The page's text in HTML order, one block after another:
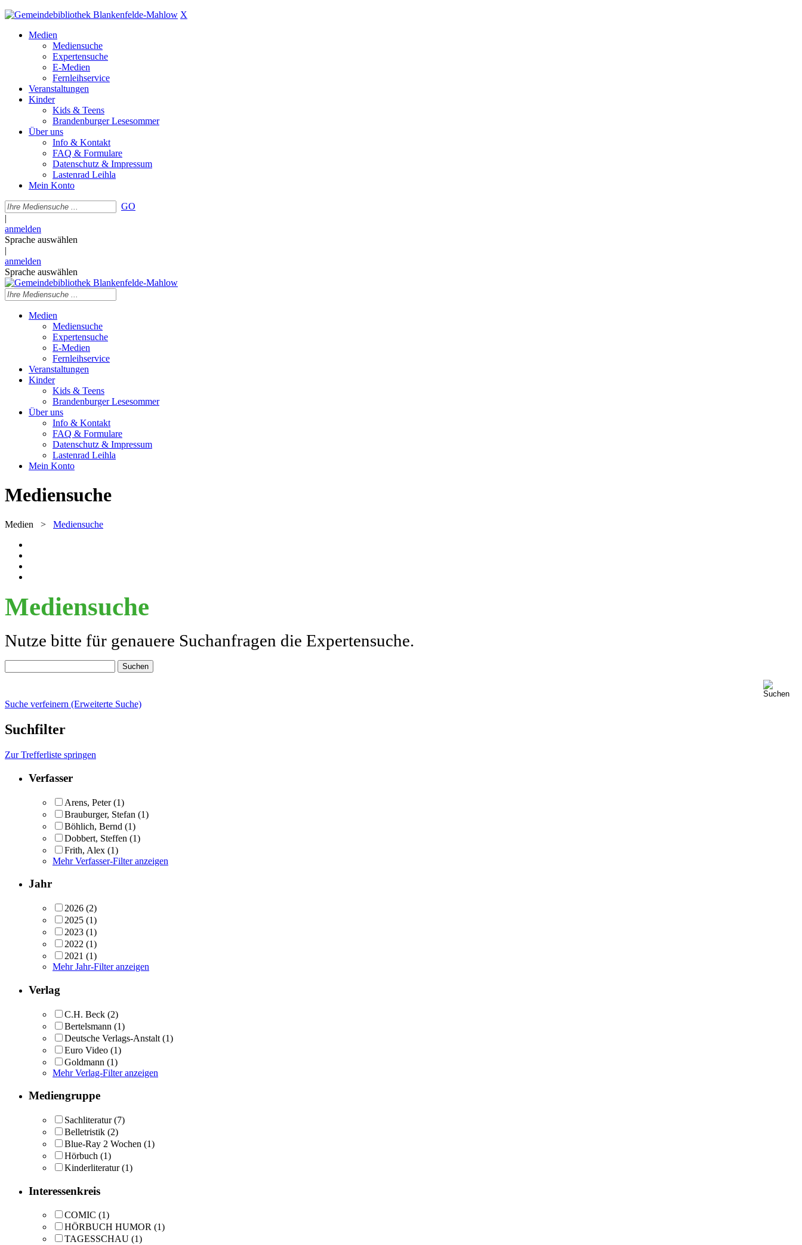
X
Medien
Mediensuche
Expertensuche
E-Medien
Fernleihservice
Veranstaltungen
Kinder
Kids & Teens
Brandenburger Lesesommer
Über uns
Info & Kontakt
FAQ & Formulare
Datenschutz & Impressum
Lastenrad Leihla
Mein Konto
GO
|
anmelden
Sprache auswählen
|
anmelden
Sprache auswählen
Medien
Mediensuche
Expertensuche
E-Medien
Fernleihservice
Veranstaltungen
Kinder
Kids & Teens
Brandenburger Lesesommer
Über uns
Info & Kontakt
FAQ & Formulare
Datenschutz & Impressum
Lastenrad Leihla
Mein Konto
Mediensuche
Medien > Mediensuche
Mediensuche
Nutze bitte für genauere Suchanfragen die Expertensuche.
Suche verfeinern (Erweiterte Suche)
Suchfilter
Zur Trefferliste springen
Verfasser
Arens, Peter (1)
Brauburger, Stefan (1)
Böhlich, Bernd (1)
Dobbert, Steffen (1)
Frith, Alex (1)
Mehr Verfasser-Filter anzeigen
Jahr
2026 (2)
2025 (1)
2023 (1)
2022 (1)
2021 (1)
Mehr Jahr-Filter anzeigen
Verlag
C.H. Beck (2)
Bertelsmann (1)
Deutsche Verlags-Anstalt (1)
Euro Video (1)
Goldmann (1)
Mehr Verlag-Filter anzeigen
Mediengruppe
Sachliteratur (7)
Belletristik (2)
Blue-Ray 2 Wochen (1)
Hörbuch (1)
Kinderliteratur (1)
Interessenkreis
COMIC (1)
HÖRBUCH HUMOR (1)
TAGESSCHAU (1)